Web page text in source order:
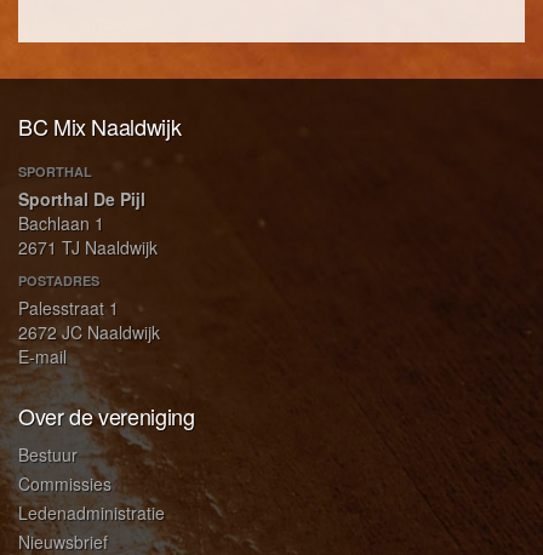
BC Mix Naaldwijk
SPORTHAL
Sporthal De Pijl
Bachlaan 1
2671 TJ Naaldwijk
POSTADRES
Palesstraat 1
2672 JC Naaldwijk
E-mail
Over de vereniging
Bestuur
Commissies
Ledenadministratie
Nieuwsbrief